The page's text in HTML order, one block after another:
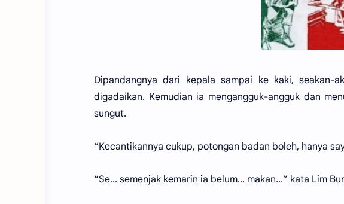
Dipandangnya dari kepala sampai ke kaki, seakan-
digadaikan. Kemudian ia mengangguk-angguk dan
sungut.
“Kecantikannya cukup, potongan badan boleh, hanya
“Se... semenjak kemarin ia belum... makan...” kata Lim